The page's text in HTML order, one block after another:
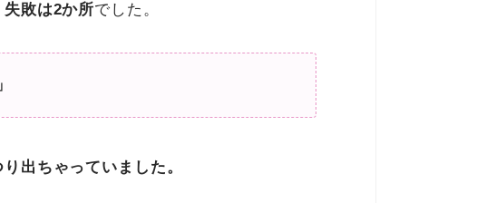
失敗は2か所でした。
出ちゃっていました。